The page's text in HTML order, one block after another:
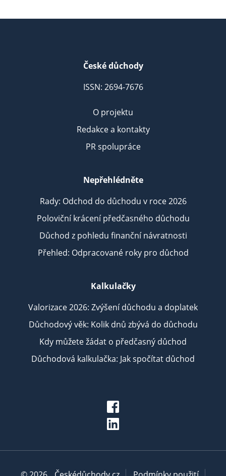
České důchody
ISSN: 2694-7676
O projektu
Redakce a kontakty
PR spolupráce
Nepřehlédněte
Rady: Odchod do důchodu v roce 2026
Poloviční krácení předčasného důchodu
Důchod z pohledu finanční návratnosti
Přehled: Odpracované roky pro důchod
Kalkulačky
Valorizace 2026: Zvýšení důchodu a doplatek
Důchodový věk: Kolik dnů zbývá do důchodu
Kdy můžete žádat o předčasný důchod
Důchodová kalkulačka: Jak spočítat důchod